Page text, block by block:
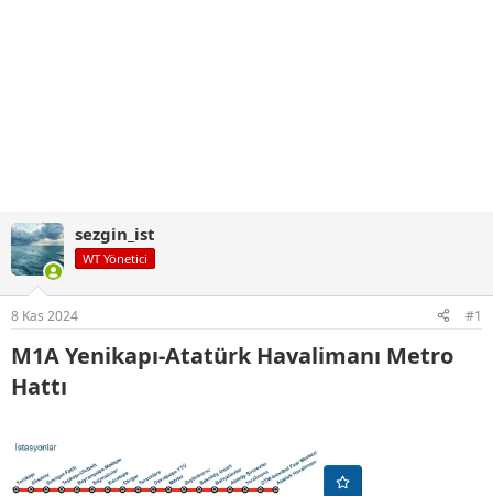
sezgin_ist
WT Yönetici
8 Kas 2024 #1
M1A Yenikapı-Atatürk Havalimanı Metro
Hattı​